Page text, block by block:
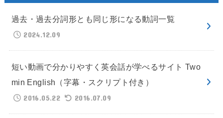
過去・過去分詞形とも同じ形になる動詞一覧
2024.12.09
短い動画で分かりやすく英会話が学べるサイト Two
min English（字幕・スクリプト付き）
2016.05.22
2016.07.09